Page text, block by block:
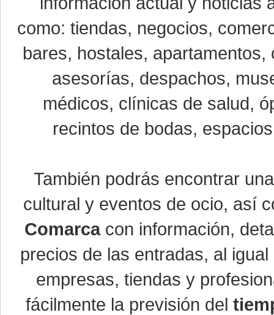
como: tiendas, negocios,
bares, hostales,
asesorías, despachos,
médicos, clínicas de salud,
recintos de bodas,
También podrás encontrar
cultural y eventos de ocio, así
Comarcacon información,
precios de las entradas, al
empresas, tiendas y
fácilmente la previsión del